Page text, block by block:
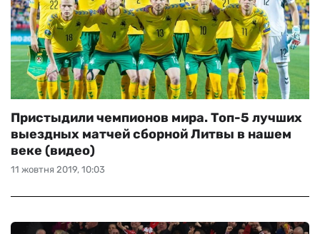
11 жовтня 2019, 10:03
Пристыдили чемпионов мира. Топ-5 лучших
выездных матчей сборной Литвы в нашем
веке (видео)